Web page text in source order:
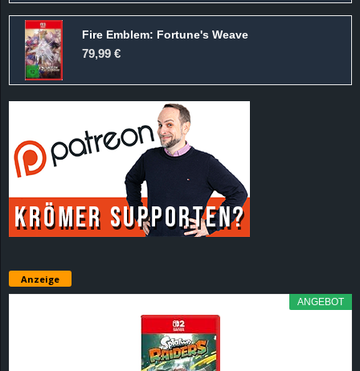
Fire Emblem: Fortune's Weave
79,99 €
Anzeige
ANGEBOT